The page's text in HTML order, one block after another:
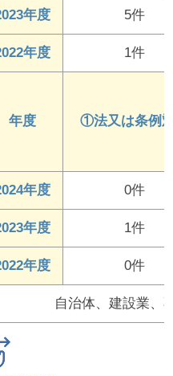
年度 5件
年度 1件
年度 ①法又は条例
年度 0件
年度 1件
年度 0件
自治体、建設業、